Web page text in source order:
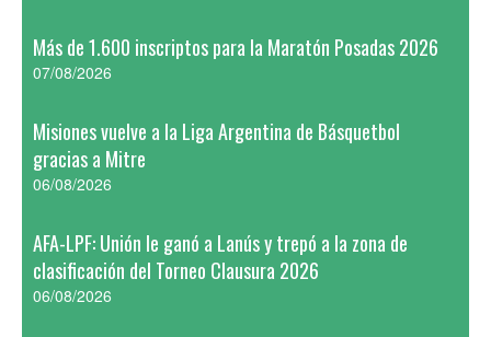
Más de 1.600 inscriptos para la Maratón Posadas 2026
07/08/2026
Misiones vuelve a la Liga Argentina de Básquetbol
gracias a Mitre
06/08/2026
AFA-LPF: Unión le ganó a Lanús y trepó a la zona de
clasificación del Torneo Clausura 2026
06/08/2026